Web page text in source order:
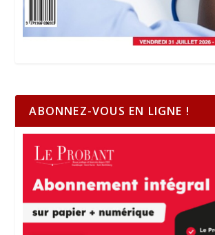
ABONNEZ-VOUS EN LIGNE !